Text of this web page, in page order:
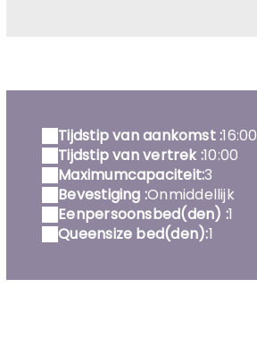
Tijdstip van aankomst :16:00
Tijdstip van vertrek :10:00
Maximumcapaciteit:3
Bevestiging :Onmiddellijk
Eenpersoonsbed(den) :1
Queensize bed(den):1